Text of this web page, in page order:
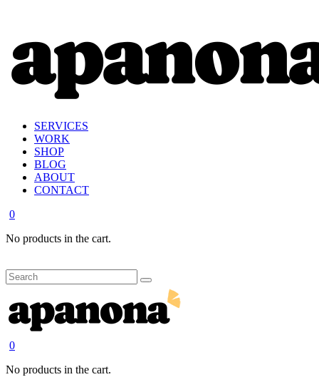
SERVICES
WORK
SHOP
BLOG
ABOUT
CONTACT
0
No products in the cart.
0
No products in the cart.